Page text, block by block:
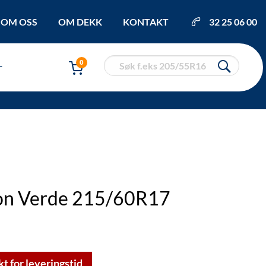
OM OSS OM DEKK KONTAKT 32 25 06 00
0
Verde 215/60R17
for leveringstid